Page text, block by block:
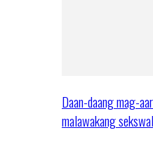
Daan-daang mag-
malawakang